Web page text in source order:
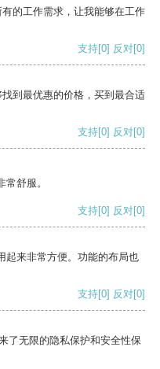
的工作需求，让我能够在工作
支持[0] 反对[0]
到最优惠的价格，买到最合适
支持[0] 反对[0]
舒服。
支持[0] 反对[0]
起来非常方便。功能的布局也
支持[0] 反对[0]
了无限的隐私保护和安全性保